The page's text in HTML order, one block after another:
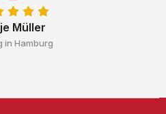
Müller
in Hamburg